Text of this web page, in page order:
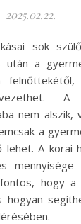
2025.02.22.
a
vezethet.
nem alszik,
a
A korai
hogy a